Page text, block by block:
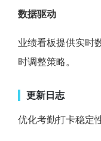
数据驱动
业绩看板提供实时
时调整策略。
更新日志
优化考勤打卡稳定性